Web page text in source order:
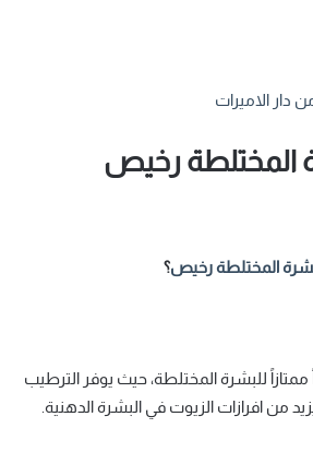
الاميرات
المختلطة رخيص
المختلطة رخيص؟
ممتازاً للبشرة المختلطة، حيث يوفر الترطيب
من افرازات الزيوت في البشرة الدهنية.